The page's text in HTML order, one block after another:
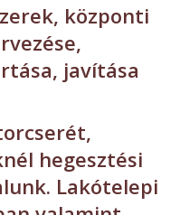
központi
javítása
hegesztési
Lakótelepi